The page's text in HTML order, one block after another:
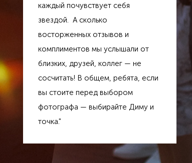
каждый почувствует себя
звездой. А сколько
восторженных отзывов и
комплиментов мы услышали от
близких, друзей, коллег — не
сосчитать! В общем, ребята, если
вы стоите перед выбором
фотографа — выбирайте Диму и
точка."